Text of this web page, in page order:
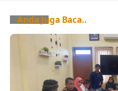
Anda Juga Baca..